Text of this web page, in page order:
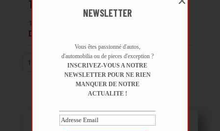
Talbot Sunbeam Lotus
1980 | 54 215 km
DÉJÀ VENDUE
1–2 / 2
NEWSLETTER
Vous êtes passionné d'autos,
d'automobilia ou de pieces d'exception ?
INSCRIVEZ-VOUS A NOTRE
NEWSLETTER POUR NE RIEN
MANQUER DE NOTRE
ACTUALITE !